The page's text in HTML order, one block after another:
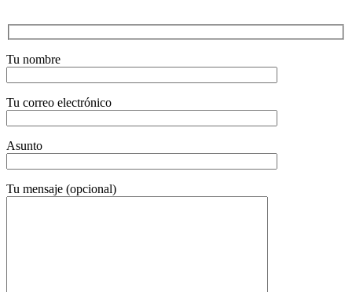
Tu nombre
Tu correo electrónico
Asunto
Tu mensaje (opcional)